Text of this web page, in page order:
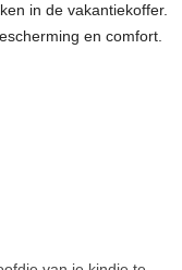
in de vakantiekoffer.
en comfort.